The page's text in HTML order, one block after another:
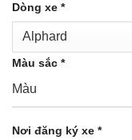
Dòng xe *
Màu sắc *
Nơi đăng ký xe *